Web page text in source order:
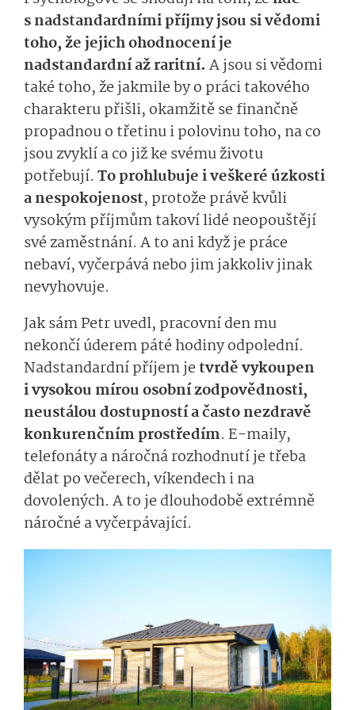
s nadstandardními příjmy jsou si vědomi
toho, že jejich ohodnocení je
nadstandardní až raritní. A jsou si vědomi
také toho, že jakmile by o práci takového
charakteru přišli, okamžitě se finančně
propadnou o třetinu i polovinu toho, na co
jsou zvyklí a co již ke svému životu
potřebují. To prohlubuje i veškeré úzkosti
a nespokojenost, protože právě kvůli
vysokým příjmům takoví lidé neopouštějí
své zaměstnání. A to ani když je práce
nebaví, vyčerpává nebo jim jakkoliv jinak
nevyhovuje.
Jak sám Petr uvedl, pracovní den mu
nekončí úderem páté hodiny odpolední.
Nadstandardní příjem jetvrdě vykoupen
i vysokou mírou osobní zodpovědnosti,
neustálou dostupností a často nezdravě
konkurenčním prostředím. E-maily,
telefonáty a náročná rozhodnutí je třeba
dělat po večerech, víkendech i na
dovolených. A to je dlouhodobě extrémně
náročné a vyčerpávající.